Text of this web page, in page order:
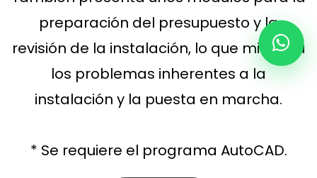
preparación del presupuesto y la
revisión de la instalación, lo que minimiza
los problemas inherentes a la
instalación y la puesta en marcha.
* Se requiere el programa AutoCAD.